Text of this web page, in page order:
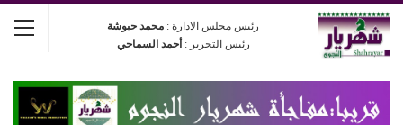
رئيس مجلس الادارة : محمد حبوشة
رئيس التحرير : أحمد السماحي